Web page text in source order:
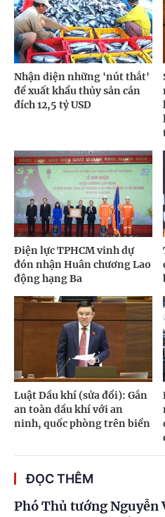
Nhận diện những 'nút thắt'
để xuất khẩu thủy sản cán
đích 12,5 tỷ USD
Điện lực TPHCM vinh dự
đón nhận Huân chương Lao
động hạng Ba
Luật Dầu khí (sửa đổi): Gắn
an toàn dầu khí với an
ninh, quốc phòng trên biển
ĐỌC THÊM
Phó Thủ tướng Nguyễn